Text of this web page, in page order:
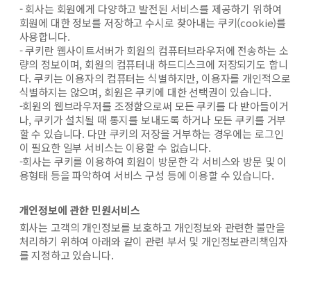
- 회사는 회원에게 다양하고 발전된 서비스를 제공하기 위하여
회원에 대한 정보를 저장하고 수시로 찾아내는 쿠키(cookie)를
사용합니다.
- 쿠키란 웹사이트서버가 회원의 컴퓨터브라우저에 전송하는 소
량의 정보이며, 회원의 컴퓨터내 하드디스크에 저장되기도 합니
다. 쿠키는 이용자의 컴퓨터는 식별하지만, 이용자를 개인적으로
식별하지는 않으며, 회원은 쿠키에 대한 선택권이 있습니다.
-회원의 웹브라우저를 조정함으로써 모든 쿠키를 다 받아들이거
나, 쿠키가 설치될 때 통지를 보내도록 하거나 모든 쿠키를 거부
할 수 있습니다. 다만 쿠키의 저장을 거부하는 경우에는 로그인
이 필요한 일부 서비스는 이용할 수 없습니다.
-회사는 쿠키를 이용하여 회원이 방문한 각 서비스와 방문 및 이
용형태 등을 파악하여 서비스 구성 등에 이용할 수 있습니다.
개인정보에 관한 민원서비스
회사는 고객의 개인정보를 보호하고 개인정보와 관련한 불만을
처리하기 위하여 아래와 같이 관련 부서 및 개인정보관리책임자
를 지정하고 있습니다.